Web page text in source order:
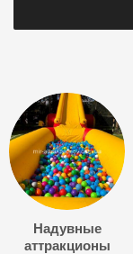
Надувные
аттракционы